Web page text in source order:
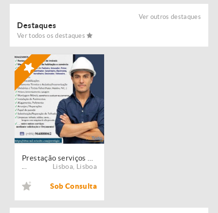
Ver outros destaques
Destaques
Ver todos os destaques
Lisboa Lisboa
Sob Consulta